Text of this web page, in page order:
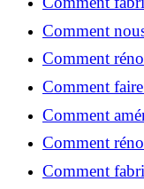
naturel pour
Comment
(Ré)HABITER
?
Comment
: techniques,
Comment
?
Comment
chaque
Comment
facilement :
Comment